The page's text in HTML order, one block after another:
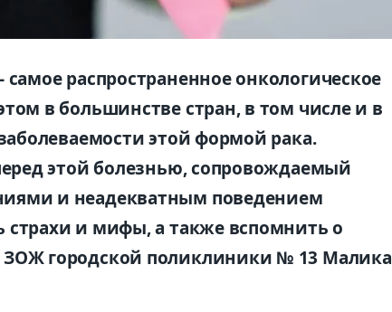
распространенное онкологическое
в большинстве стран, в том числе и в
этой формой рака.
этой болезнью, сопровождаемый
и неадекватным поведением
и мифы, а также вспомнить о
городской поликлиники № 13 Малика